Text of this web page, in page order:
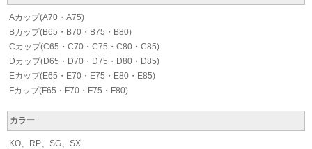
Aカップ(A70・A75)
Bカップ(B65・B70・B75・B80)
Cカップ(C65・C70・C75・C80・C85)
Dカップ(D65・D70・D75・D80・D85)
Eカップ(E65・E70・E75・E80・E85)
Fカップ(F65・F70・F75・F80)
カラー
KO、RP、SG、SX